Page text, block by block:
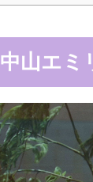
中山エミ